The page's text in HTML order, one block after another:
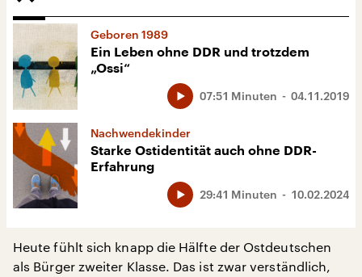
Geboren 1989
Ein Leben ohne DDR und trotzdem
„Ossi“
04.11.2019
07:51 Minuten
Nachwendekinder
Starke Ostidentität auch ohne DDR-
Erfahrung
10.02.2024
29:41 Minuten
Heute fühlt sich knapp die Hälfte der Ostdeutschen
als Bürger zweiter Klasse. Das ist zwar verständlich,